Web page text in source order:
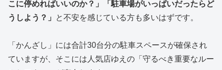
こに停めればいいのか？」「駐車場がいっぱいだったらど
うしよう？」
と不安を感じている方も多いはずです。
「かんざし」には合計30台分の駐車スペースが確保され
ていますが、そこには人気店ゆえの「守るべき重要なルー